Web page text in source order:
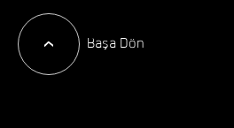
Başa Dön